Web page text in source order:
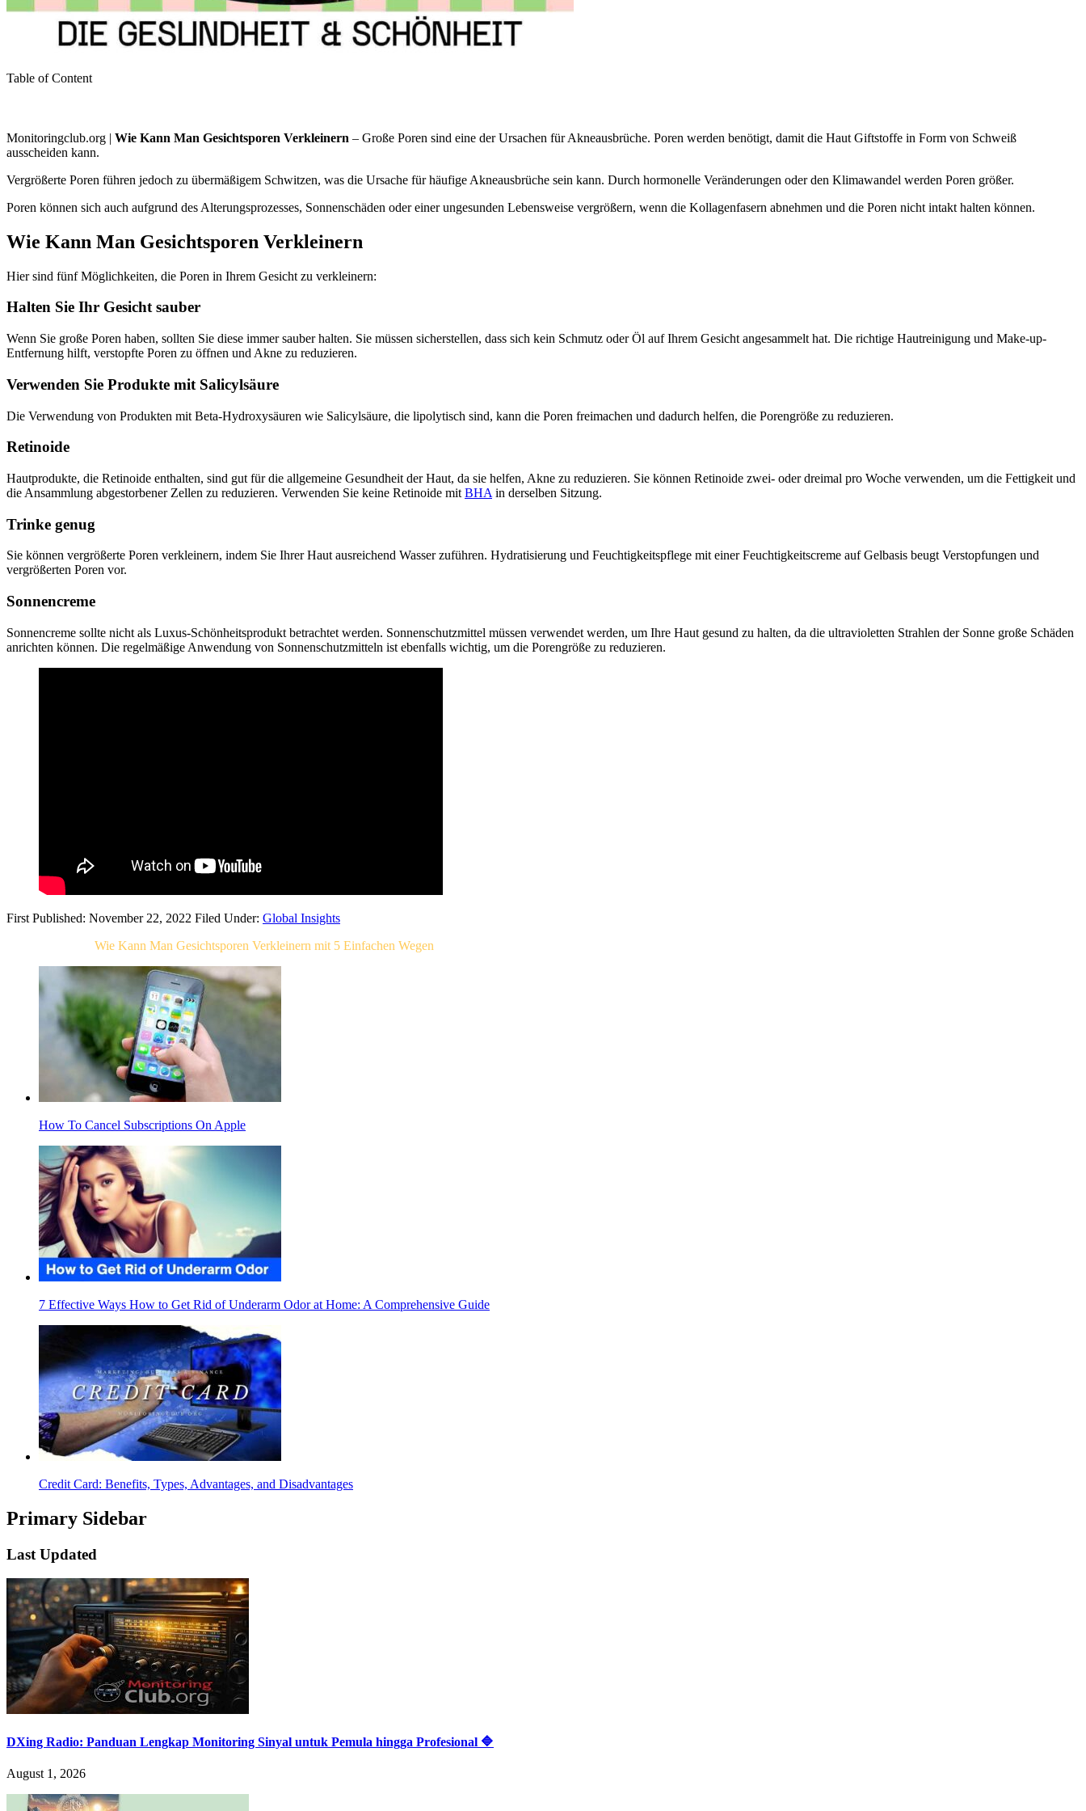
Table of Content
Monitoringclub.org | Wie Kann Man Gesichtsporen Verkleinern – Große Poren sind eine der Ursachen für Akneausbrüche. Poren werden benötigt, damit die Haut Giftstoffe in Form von Schweiß
ausscheiden kann.
Vergrößerte Poren führen jedoch zu übermäßigem Schwitzen, was die Ursache für häufige Akneausbrüche sein kann. Durch hormonelle Veränderungen oder den Klimawandel werden Poren größer.
Poren können sich auch aufgrund des Alterungsprozesses, Sonnenschäden oder einer ungesunden Lebensweise vergrößern, wenn die Kollagenfasern abnehmen und die Poren nicht intakt halten können.
Wie Kann Man Gesichtsporen Verkleinern
Hier sind fünf Möglichkeiten, die Poren in Ihrem Gesicht zu verkleinern:
Halten Sie Ihr Gesicht sauber
Wenn Sie große Poren haben, sollten Sie diese immer sauber halten. Sie müssen sicherstellen, dass sich kein Schmutz oder Öl auf Ihrem Gesicht angesammelt hat. Die richtige Hautreinigung und Make-up-
Entfernung hilft, verstopfte Poren zu öffnen und Akne zu reduzieren.
Verwenden Sie Produkte mit Salicylsäure
Die Verwendung von Produkten mit Beta-Hydroxysäuren wie Salicylsäure, die lipolytisch sind, kann die Poren freimachen und dadurch helfen, die Porengröße zu reduzieren.
Retinoide
Hautprodukte, die Retinoide enthalten, sind gut für die allgemeine Gesundheit der Haut, da sie helfen, Akne zu reduzieren. Sie können Retinoide zwei- oder dreimal pro Woche verwenden, um die Fettigkeit und
die Ansammlung abgestorbener Zellen zu reduzieren. Verwenden Sie keine Retinoide mit BHA in derselben Sitzung.
Trinke genug
Sie können vergrößerte Poren verkleinern, indem Sie Ihrer Haut ausreichend Wasser zuführen. Hydratisierung und Feuchtigkeitspflege mit einer Feuchtigkeitscreme auf Gelbasis beugt Verstopfungen und
vergrößerten Poren vor.
Sonnencreme
Sonnencreme sollte nicht als Luxus-Schönheitsprodukt betrachtet werden. Sonnenschutzmittel müssen verwendet werden, um Ihre Haut gesund zu halten, da die ultravioletten Strahlen der Sonne große Schäden
anrichten können. Die regelmäßige Anwendung von Sonnenschutzmitteln ist ebenfalls wichtig, um die Porengröße zu reduzieren.
First Published: November 22, 2022 Filed Under: Global Insights
Wie Kann Man Gesichtsporen Verkleinern mit 5 Einfachen Wegen
How To Cancel Subscriptions On Apple
7 Effective Ways How to Get Rid of Underarm Odor at Home: A Comprehensive Guide
Credit Card: Benefits, Types, Advantages, and Disadvantages
Primary Sidebar
Last Updated
DXing Radio: Panduan Lengkap Monitoring Sinyal untuk Pemula hingga Profesional 🔷
August 1, 2026